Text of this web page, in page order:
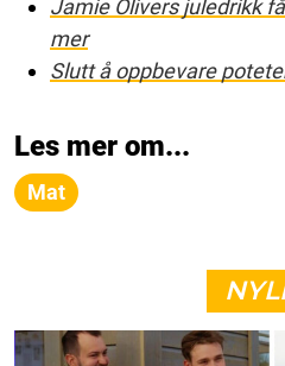
Jamie Olivers juledrikk
mer
Slutt å oppbevare
Les mer om...
Mat